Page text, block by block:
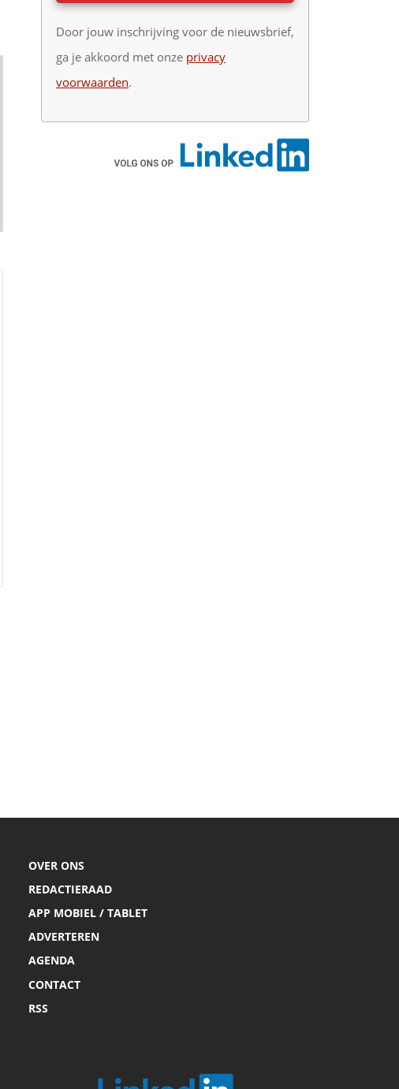
Door jouw inschrijving voor de nieuwsbrief,
ga je akkoord met onze privacy
voorwaarden.
OVER ONS
REDACTIERAAD
APP MOBIEL / TABLET
ADVERTEREN
AGENDA
CONTACT
RSS